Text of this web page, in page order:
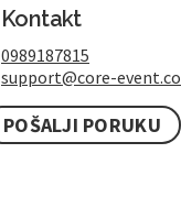
Kontakt
0989187815
support@core-event.co
POŠALJI PORUKU